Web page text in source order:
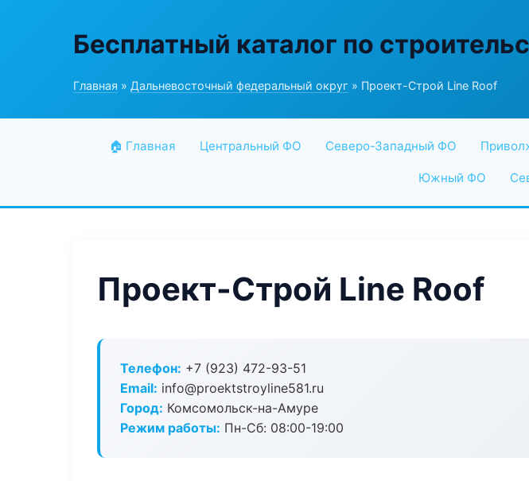
Бесплатный каталог по
Главная » Дальневосточный федеральный округ » Проект-Строй Line Roof
🏠 Главная Центральный ФО Северо-Западный ФО
Южный ФО
Проект-Строй Line Roof
Телефон: +7 (923) 472-93-51
Email: info@proektstroyline581.ru
Город: Комсомольск-на-Амуре
Режим работы: Пн-Сб: 08:00-19:00